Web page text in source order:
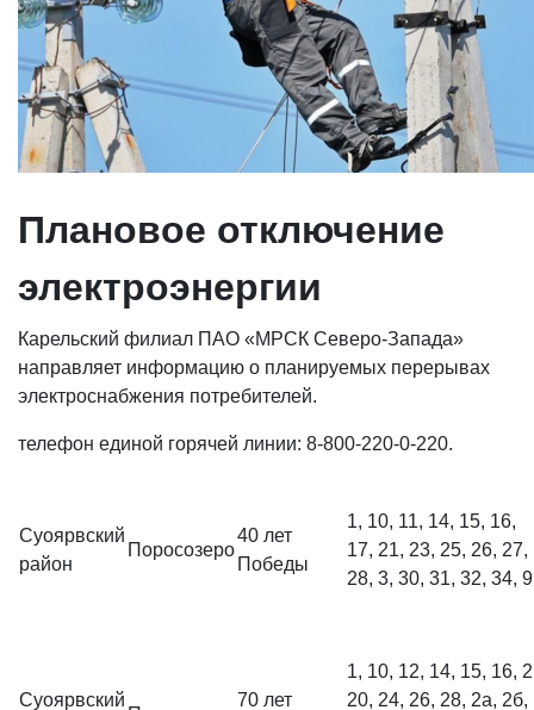
Плановое отключение
электроэнергии
Карельский филиал ПАО «МРСК Северо-Запада»
направляет информацию о планируемых перерывах
электроснабжения потребителей.
телефон единой горячей линии: 8-800-220-0-220.
Суоярвский
район
Поросозеро
40 лет
Победы
1, 10, 11, 14, 15, 16,
17, 21, 23, 25, 26, 27,
28, 3, 30, 31, 32, 34, 9
Суоярвский
70 лет
1, 10, 12, 14, 15, 16,
20, 24, 26, 28, 2а, 2б,